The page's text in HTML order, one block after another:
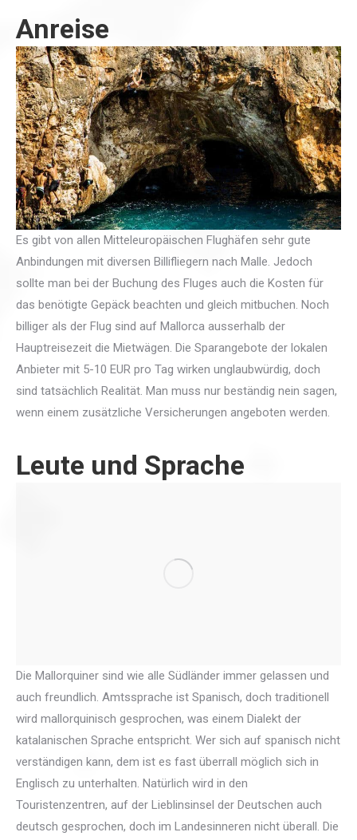
Anreise
Es gibt von allen Mitteleuropäischen Flughäfen sehr gute
Anbindungen mit diversen Billifliegern nach Malle. Jedoch
sollte man bei der Buchung des Fluges auch die Kosten für
das benötigte Gepäck beachten und gleich mitbuchen. Noch
billiger als der Flug sind auf Mallorca ausserhalb der
Hauptreisezeit die Mietwägen. Die Sparangebote der lokalen
Anbieter mit 5-10 EUR pro Tag wirken unglaubwürdig, doch
sind tatsächlich Realität. Man muss nur beständig nein sagen,
wenn einem zusätzliche Versicherungen angeboten werden.
Leute und Sprache
Die Mallorquiner sind wie alle Südländer immer gelassen und
auch freundlich. Amtssprache ist Spanisch, doch traditionell
wird mallorquinisch gesprochen, was einem Dialekt der
katalanischen Sprache entspricht. Wer sich auf spanisch nicht
verständigen kann, dem ist es fast überrall möglich sich in
Englisch zu unterhalten. Natürlich wird in den
Touristenzentren, auf der Lieblinsinsel der Deutschen auch
deutsch gesprochen, doch im Landesinneren nicht überall. Die